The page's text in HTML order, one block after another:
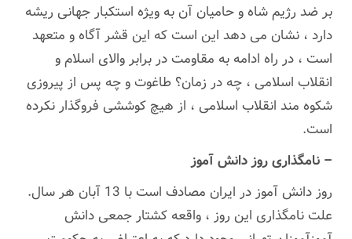
بر ضد رژیم شاه و حامیان آن به ویژه استکبار جهانی ریشه
دارد ، نشان می دهد این است که این قشر آگاه و متعهد
است ، در راه ادامه به مقاومت در برابر والای اسلام و
انقلاب اسلامی ، چه در زمان؟ طاغوت و چه پس از پیروزی
شکوه مند انقلاب اسلامی ، از هیچ کوششی فروگذار نکرده
است.
– نامگذاری روز دانش آموز
روز دانش آموز در ایران مصادف است با 13 آبان هر سال.
علت نامگذاری این روز ، واقعه کشتار جمعی دانش